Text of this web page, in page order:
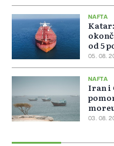
NAFTA
od 5
05. 08.
NAFTA
Iran i
03. 08.